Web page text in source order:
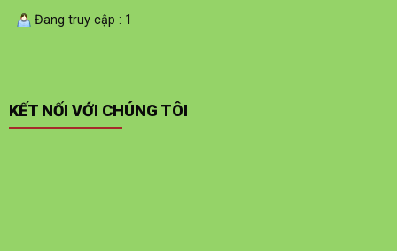
Đang truy cập : 1
KẾT NỐI VỚI CHÚNG TÔI